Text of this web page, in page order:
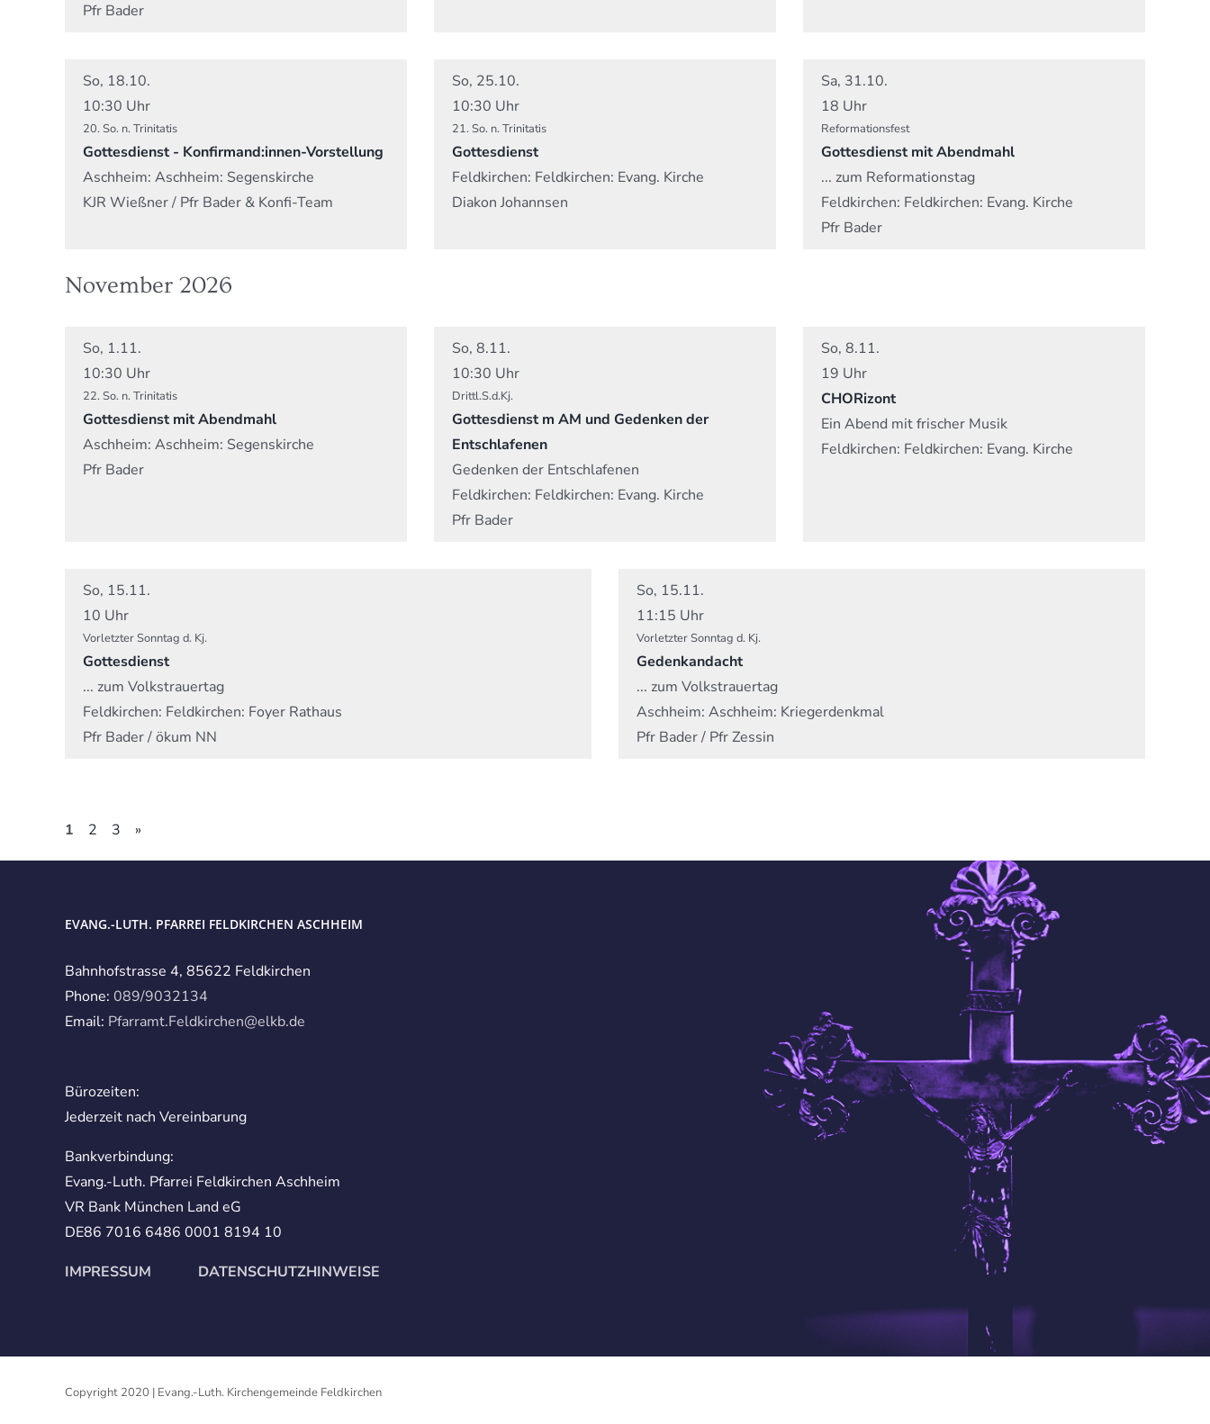
Pfr Bader
So, 18.10.
10:30 Uhr
20. So. n. Trinitatis
Gottesdienst - Konfirmand:innen-Vorstellung
Aschheim: Aschheim: Segenskirche
KJR Wießner / Pfr Bader & Konfi-Team
So, 25.10.
10:30 Uhr
21. So. n. Trinitatis
Gottesdienst
Feldkirchen: Feldkirchen: Evang. Kirche
Diakon Johannsen
Sa, 31.10.
18 Uhr
Reformationsfest
Gottesdienst mit Abendmahl
... zum Reformationstag
Feldkirchen: Feldkirchen: Evang. Kirche
Pfr Bader
November 2026
So, 1.11.
10:30 Uhr
22. So. n. Trinitatis
Gottesdienst mit Abendmahl
Aschheim: Aschheim: Segenskirche
Pfr Bader
So, 8.11.
10:30 Uhr
Drittl.S.d.Kj.
Gottesdienst m AM und Gedenken der
Entschlafenen
Gedenken der Entschlafenen
Feldkirchen: Feldkirchen: Evang. Kirche
Pfr Bader
So, 8.11.
19 Uhr
CHORizont
Ein Abend mit frischer Musik
Feldkirchen: Feldkirchen: Evang. Kirche
So, 15.11.
10 Uhr
Vorletzter Sonntag d. Kj.
Gottesdienst
... zum Volkstrauertag
Feldkirchen: Feldkirchen: Foyer Rathaus
Pfr Bader / ökum NN
So, 15.11.
11:15 Uhr
Vorletzter Sonntag d. Kj.
Gedenkandacht
... zum Volkstrauertag
Aschheim: Aschheim: Kriegerdenkmal
Pfr Bader / Pfr Zessin
1 2 3 »
EVANG.-LUTH. PFARREI FELDKIRCHEN ASCHHEIM
Bahnhofstrasse 4, 85622 Feldkirchen
Phone: 089/9032134
Email: Pfarramt.Feldkirchen@elkb.de
Bürozeiten:
Jederzeit nach Vereinbarung
Bankverbindung:
Evang.-Luth. Pfarrei Feldkirchen Aschheim
VR Bank München Land eG
DE86 7016 6486 0001 8194 10
IMPRESSUM
DATENSCHUTZHINWEISE
Copyright 2020 | Evang.-Luth. Kirchengemeinde Feldkirchen